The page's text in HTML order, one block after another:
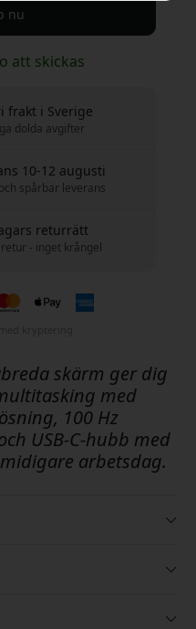
nu
att skickas
frakt i Sverige
dolda avgifter
10-12 augusti
spårbar leverans
returrätt
retur - inget krångel
skärm ger dig
med
100 Hz
USB-C-hubb med
arbetsdag.